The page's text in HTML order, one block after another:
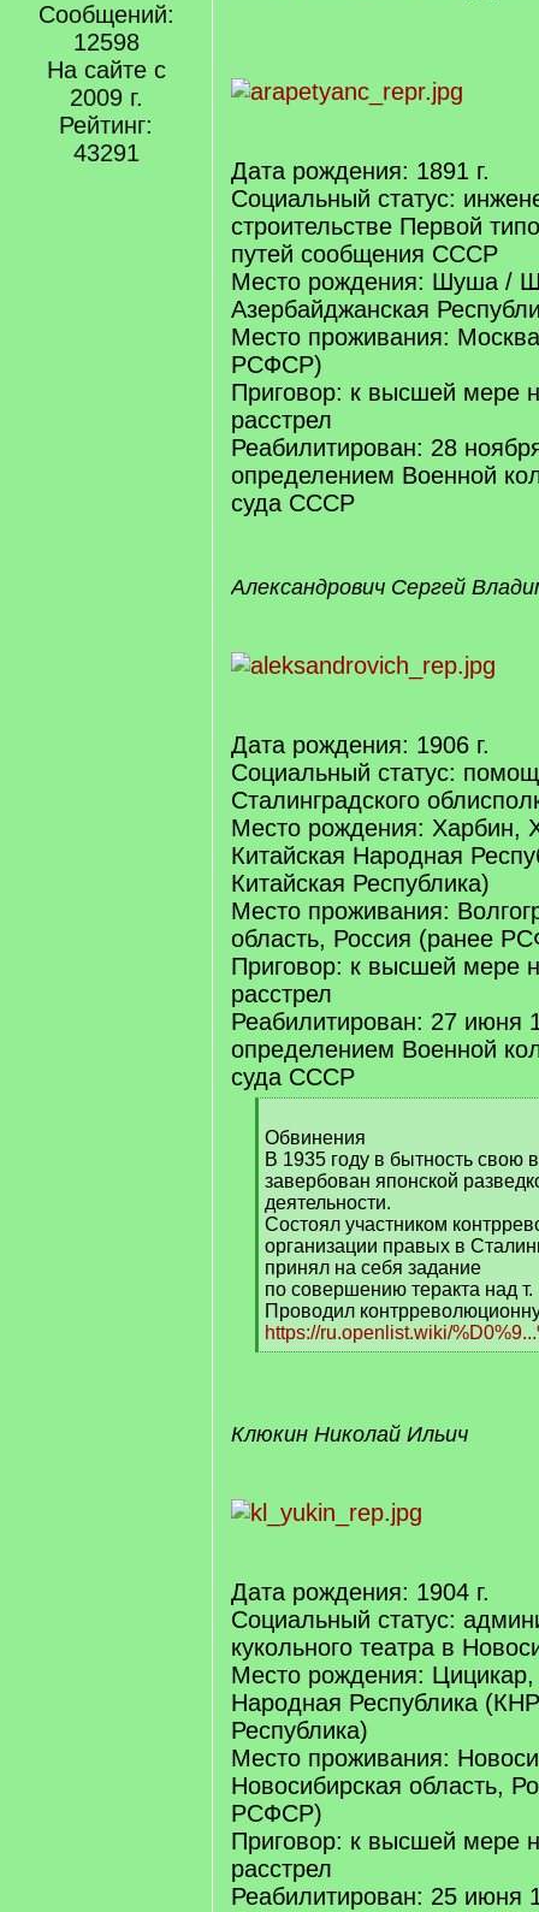
Сообщений:
12598
На сайте с
2009 г.
Рейтинг:
43291
Дата рождения: 1891 г.
Социальный статус:
строительстве Первой
путей сообщения СССР
Место рождения: Шуша /
Азербайджанская
Место проживания:
РСФСР)
Приговор: к высшей мере
расстрел
Реабилитирован: 28
определением Военной
суда СССР
Александрович Сергей
Дата рождения: 1906 г.
Социальный статус:
Сталинградского
Место рождения: Харбин,
Китайская Народная
Китайская Республика)
Место проживания:
область, Россия (ранее
Приговор: к высшей мере
расстрел
Реабилитирован: 27 июня
определением Военной
суда СССР
q
]
Обвинения
В 1935 году в бытность свою
завербован японской
деятельности.
Состоял участником
организации правых в
принял на себя задание
по совершению теракта над
Проводил
https://ru.openlist.wiki/
[
Клюкин Николай Ильич
Дата рождения: 1904 г.
Социальный статус:
кукольного театра в
Место рождения: Цицикар,
Народная Республика
Республика)
Место проживания:
Новосибирская область,
РСФСР)
Приговор: к высшей мере
расстрел
Реабилитирован: 25 июня